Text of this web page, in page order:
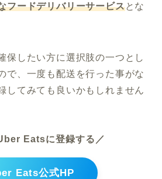
フードデリバリーサービスとな
保したい方に選択肢の一つとし
で、一度も配送を行った事がな
してみても良いかもしれません
Eatsに登録する／
Eats公式HP